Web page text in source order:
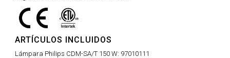
ARTÍCULOS INCLUIDOS
Lámpara Philips CDM-SA/T 150 W: 97010111